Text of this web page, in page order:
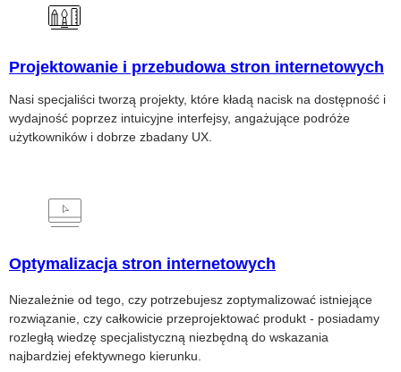
Projektowanie i przebudowa stron internetowych
Nasi specjaliści tworzą projekty, które kładą nacisk na dostępność i
wydajność poprzez intuicyjne interfejsy, angażujące podróże
użytkowników i dobrze zbadany UX.
Optymalizacja stron internetowych
Niezależnie od tego, czy potrzebujesz zoptymalizować istniejące
rozwiązanie, czy całkowicie przeprojektować produkt - posiadamy
rozległą wiedzę specjalistyczną niezbędną do wskazania
najbardziej efektywnego kierunku.